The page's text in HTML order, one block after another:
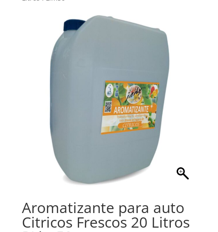
Aromatizante para auto
Citricos Frescos 20 Litros